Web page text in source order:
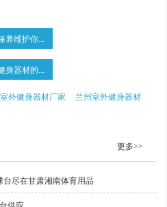
养维护你...
身器材的...
外健身器材厂家
兰州室外健身器材
更多>>
尽在甘肃湘南体育用品